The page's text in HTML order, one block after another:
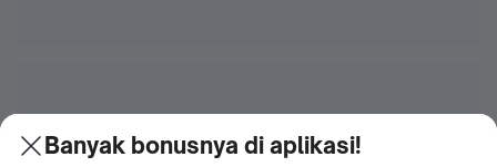
Banyak bonusnya di aplikasi!